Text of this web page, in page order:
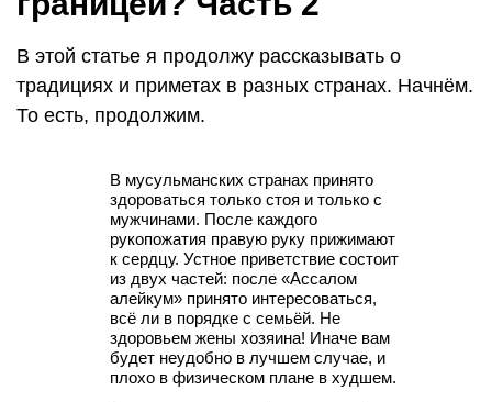
В этой статье я продолжу рассказывать о
традициях и приметах в разных странах. Начнём.
То есть, продолжим.
В мусульманских странах принято
здороваться только стоя и только с
мужчинами. После каждого
рукопожатия правую руку прижимают
к сердцу. Устное приветствие состоит
из двух частей: после «Ассалом
алейкум» принято интересоваться,
всё ли в порядке с семьёй. Не
здоровьем жены хозяина! Иначе вам
будет неудобно в лучшем случае, и
плохо в физическом плане в худшем.